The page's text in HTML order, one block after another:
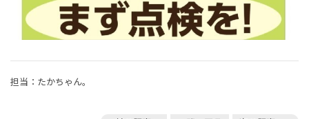
担当：たかちゃん。